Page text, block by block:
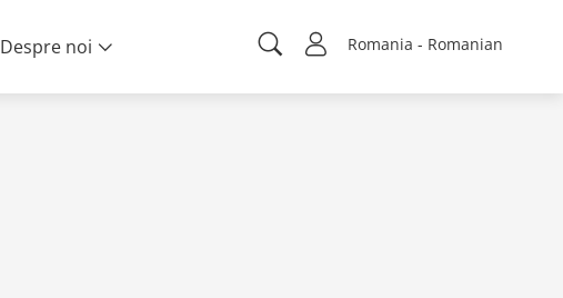
Romania - Romanian
Despre noi